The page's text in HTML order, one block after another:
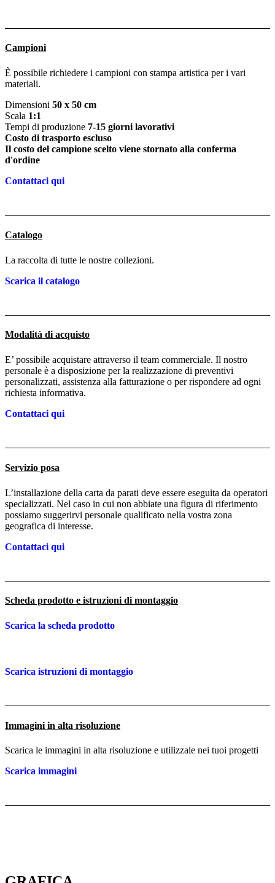
Campioni
È possibile richiedere i campioni con stampa artistica per i vari
materiali.
Dimensioni 50 x 50 cm
Scala 1:1
Tempi di produzione 7-15 giorni lavorativi
Costo di trasporto escluso
Il costo del campione scelto viene stornato alla conferma
d'ordine
Contattaci qui
Catalogo
La raccolta di tutte le nostre collezioni.
Scarica il catalogo
Modalità di acquisto
E’ possibile acquistare attraverso il team commerciale. Il nostro
personale è a disposizione per la realizzazione di preventivi
personalizzati, assistenza alla fatturazione o per rispondere ad ogni
richiesta informativa.
Contattaci qui
Servizio posa
L’installazione della carta da parati deve essere eseguita da operatori
specializzati. Nel caso in cui non abbiate una figura di riferimento
possiamo suggerirvi personale qualificato nella vostra zona
geografica di interesse.
Contattaci qui
Scheda prodotto e istruzioni di montaggio
Scarica la scheda prodotto
Scarica istruzioni di montaggio
Immagini in alta risoluzione
Scarica le immagini in alta risoluzione e utilizzale nei tuoi progetti
Scarica immagini